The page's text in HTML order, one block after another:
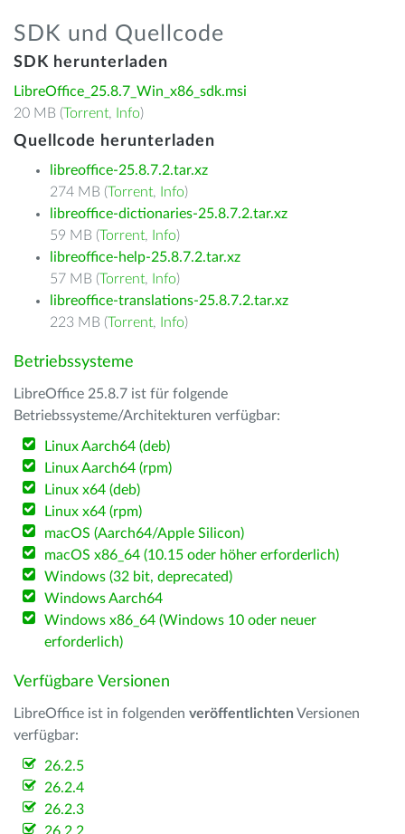
SDK und Quellcode
SDK herunterladen
LibreOffice_25.8.7_Win_x86_sdk.msi
20 MB (Torrent, Info)
Quellcode herunterladen
libreoffice-25.8.7.2.tar.xz
274 MB (Torrent, Info)
libreoffice-dictionaries-25.8.7.2.tar.xz
59 MB (Torrent, Info)
libreoffice-help-25.8.7.2.tar.xz
57 MB (Torrent, Info)
libreoffice-translations-25.8.7.2.tar.xz
223 MB (Torrent, Info)
Betriebssysteme
LibreOffice 25.8.7 ist für folgende
Betriebssysteme/Architekturen verfügbar:
Linux Aarch64 (deb)
Linux Aarch64 (rpm)
Linux x64 (deb)
Linux x64 (rpm)
macOS (Aarch64/Apple Silicon)
macOS x86_64 (10.15 oder höher erforderlich)
Windows (32 bit, deprecated)
Windows Aarch64
Windows x86_64 (Windows 10 oder neuer
erforderlich)
Verfügbare Versionen
LibreOffice ist in folgenden veröffentlichten Versionen
verfügbar:
26.2.5
26.2.4
26.2.3